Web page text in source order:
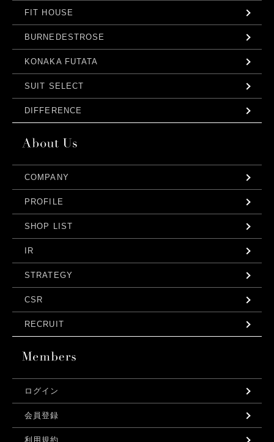
FIT HOUSE
BURNEDESTROSE
KONAKA FUTATA
SUIT SELECT
DIFFERENCE
COMPANY
PROFILE
SHOP LIST
IR
STRATEGY
CSR
RECRUIT
ログイン
会員登録
利用規約